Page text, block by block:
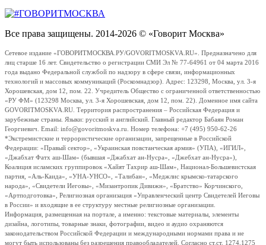
Все права защищены. 2014-2026 © «Говорит Москва»
Сетевое издание «ГОВОРИТМОСКВА.РУ/GOVORITMOSKVA.RU». Предназначено для
лиц старше 16 лет. Свидетельство о регистрации СМИ Эл № 77-64961 от 04 марта 2016
года выдано Федеральной службой по надзору в сфере связи, информационных
технологий и массовых коммуникаций (Роскомнадзор). Адрес: 123298, Москва, ул. 3-я
Хорошевская, дом 12, пом. 22. Учредитель Общество с ограниченной ответственностью
«РУ ФМ» (123298 Москва, ул. 3-я Хорошевская, дом 12, пом. 22). Доменное имя сайта
GOVORITMOSKVA.RU. Территория распространения – Российская Федерация и
зарубежные страны. Языки: русский и английский. Главный редактор Бабаян Роман
Георгиевич. Email: info@govoritmoskva.ru. Номер телефона: +7 (495) 950-62-26
*Экстремистские и террористические организации, запрещенные в Российской
Федерации: «Правый сектор», «Украинская повстанческая армия» (УПА), «ИГИЛ»,
«Джабхат Фатх аш-Шам» (бывшая «Джабхат ан-Нусра», «Джебхат ан-Нусра»),
Коалиция исламских группировок «Хайят Тахрир аш-Шам», Национал-Большевистская
партия, «Аль-Каида», «УНА-УНСО», «Талибан», «Меджлис крымско-татарского
народа», «Свидетели Иеговы», «Мизантропик Дивижн», «Братство» Корчинского,
«Артподготовка», Религиозная организация «Управленческий центр Свидетелей Иеговы
в России» и входящие в ее структуру местные религиозные организации.
Информация, размещенная на портале, а именно: текстовые материалы, элементы
дизайна, логотипы, товарные знаки, фотографии, видео и аудио охраняются
законодательством Российской Федерации и международными нормами права и не
могут быть использованы без разрешения правообладателей. Согласно ст.ст. 1274,1275